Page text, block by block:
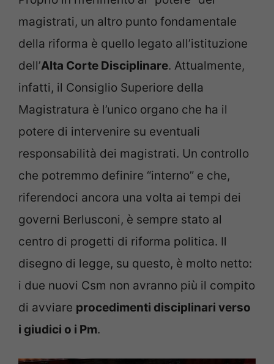
magistrati, un altro punto fondamentale
della riforma è quello legato all’istituzione
dell’Alta Corte Disciplinare. Attualmente,
infatti, il Consiglio Superiore della
Magistratura è l’unico organo che ha il
potere di intervenire su eventuali
responsabilità dei magistrati. Un controllo
che potremmo definire “interno” e che,
riferendoci ancora una volta ai tempi dei
governi Berlusconi, è sempre stato al
centro di progetti di riforma politica. Il
disegno di legge, su questo, è molto netto:
i due nuovi Csm non avranno più il compito
di avviare procedimenti disciplinari verso
i giudici o i Pm.